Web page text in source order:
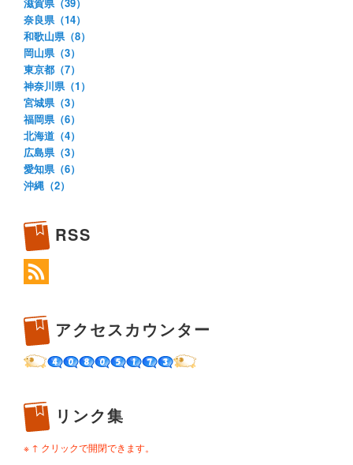
奈良県（14）
和歌山県（8）
岡山県（3）
東京都（7）
神奈川県（1）
宮城県（3）
福岡県（6）
北海道（4）
広島県（3）
愛知県（6）
沖縄（2）
RSS
アクセスカウンター
リンク集
※ ↑ クリックで開閉できます。